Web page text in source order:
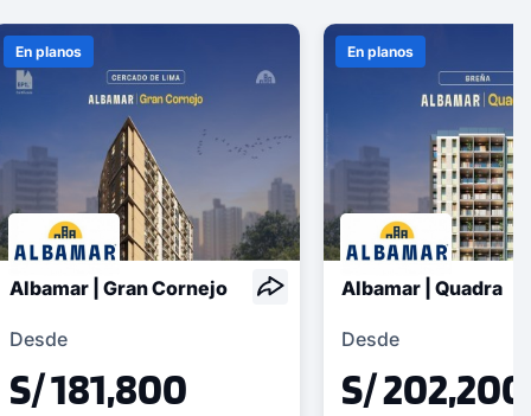
COTIZAR AHORA
En planos
Albamar | Gran Cornejo
Desde
S/ 181,800
En planos
Albamar | Quadra
Desde
S/ 202,200